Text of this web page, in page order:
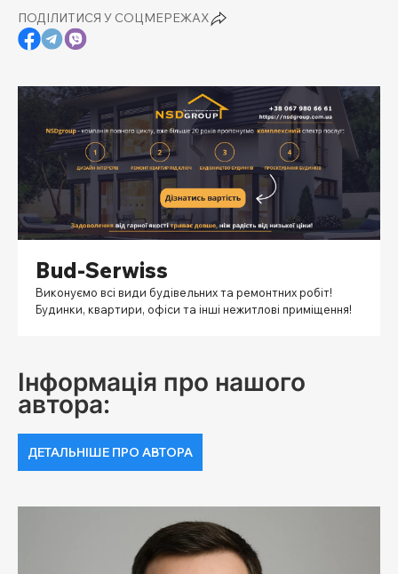
ПОДІЛИТИСЯ У СОЦМЕРЕЖАХ
Bud-Serwiss
Виконуємо всі види будівельних та ремонтних робіт!
Будинки, квартири, офіси та інші нежитлові приміщення!
Інформація про нашого
автора:
ДЕТАЛЬНІШЕ ПРО АВТОРА